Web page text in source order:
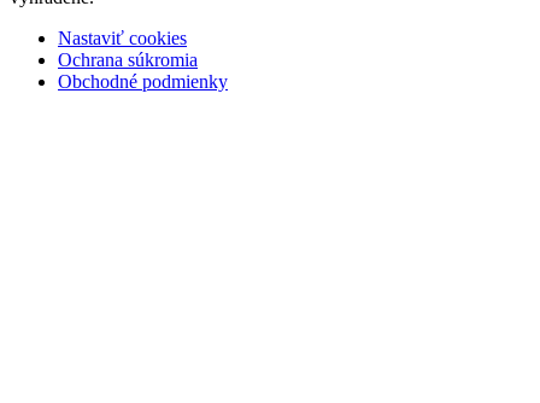
Nastaviť cookies
Ochrana súkromia
Obchodné podmienky